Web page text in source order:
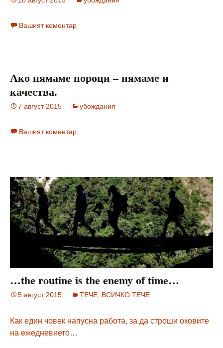
Вашият коментар
Ако нямаме пороци – нямаме и
качества.
7 август 2015 убождания
Вашият коментар
…the routine is the enemy of time…
5 август 2015 ТЕЧЕ, ВСИЧКО ТЕЧЕ...
Как един човек напусна работа, за да строши оковите
на ежедневието…